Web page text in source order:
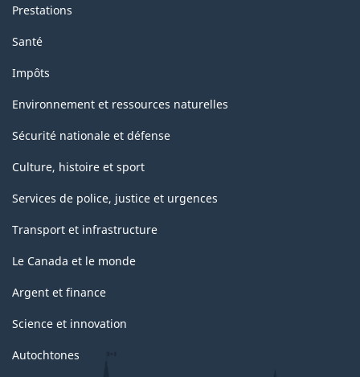
Prestations
Santé
Impôts
Environnement et ressources naturelles
Sécurité nationale et défense
Culture, histoire et sport
Services de police, justice et urgences
Transport et infrastructure
Le Canada et le monde
Argent et finance
Science et innovation
Autochtones